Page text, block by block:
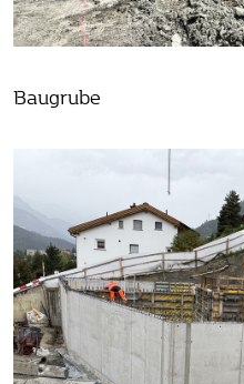
Baugrube